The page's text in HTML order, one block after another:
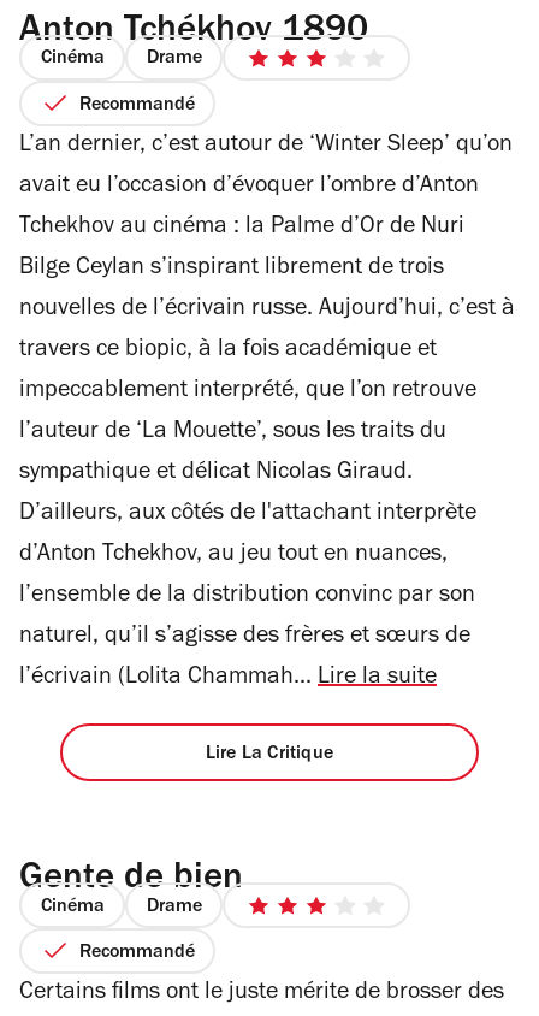
Anton Tchékhov 1890
Cinéma Drame
3
étoiles
Recommandé
L’an dernier, c’est autour de ‘Winter Sleep’ qu’on
avait eu l’occasion d’évoquer l’ombre d’Anton
Tchekhov au cinéma : la Palme d’Or de Nuri
Bilge Ceylan s’inspirant librement de trois
nouvelles de l’écrivain russe. Aujourd’hui, c’est à
travers ce biopic, à la fois académique et
impeccablement interprété, que l’on retrouve
l’auteur de ‘La Mouette’, sous les traits du
sympathique et délicat Nicolas Giraud.
D’ailleurs, aux côtés de l'attachant interprète
d’Anton Tchekhov, au jeu tout en nuances,
l’ensemble de la distribution convinc par son
naturel, qu’il s’agisse des frères et sœurs de
l’écrivain (Lolita Chammah... Lire la suite
Lire La Critique
Gente de bien
Cinéma Drame
3
étoiles
Recommandé
Certains films ont le juste mérite de brosser des